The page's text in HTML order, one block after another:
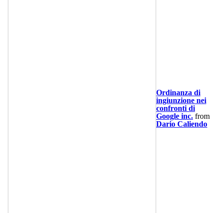
Ordinanza di
ingiunzione nei
confronti di
Google inc. from
Dario Caliendo